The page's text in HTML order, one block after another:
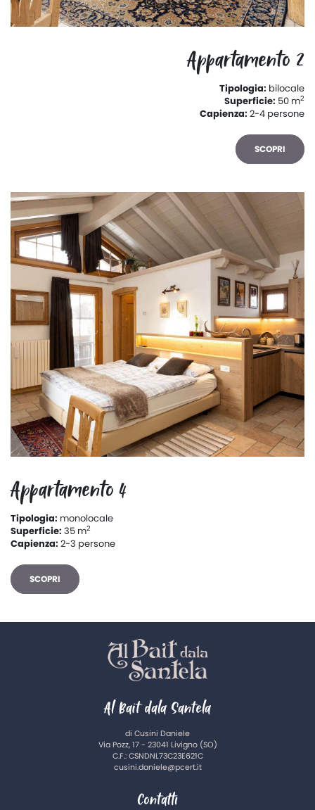
Appartamento 2
Tipologia: bilocale
Superficie: 50 m2
Capienza: 2-4 persone
SCOPRI
Appartamento 4
Tipologia: monolocale
Superficie: 35 m2
Capienza: 2-3 persone
SCOPRI
Al Bait dala Santela
di Cusini Daniele
Via Pozz, 17 - 23041 Livigno (SO)
C.F.: CSNDNL73C23E621C
cusini.daniele@pcert.it
Contatti